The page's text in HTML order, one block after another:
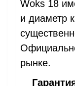
Woks 18
и диаметр
рынке.